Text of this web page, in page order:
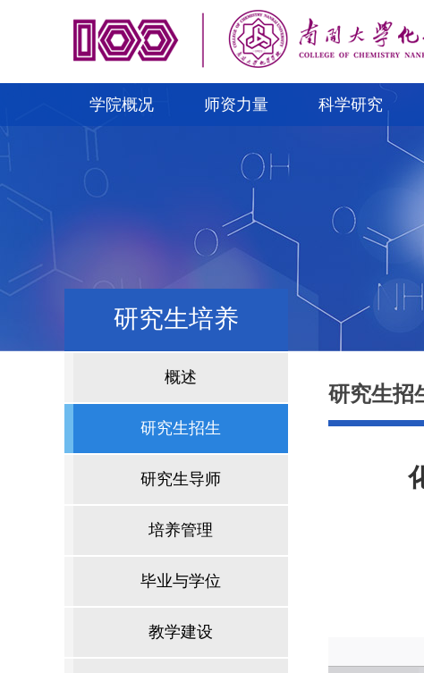
学院概况 师资力量 科学研究
研究生培养
概述
研究生招生
研究生导师
培养管理
毕业与学位
教学建设
研究生招